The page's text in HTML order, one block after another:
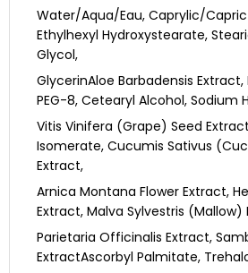
Water/Aqua/Eau, Caprylic/
Ethylhexyl Hydroxystearate,
Glycol,
GlycerinAloe Barbadensis
PEG-8, Cetearyl Alcohol, Sodium
Vitis Vinifera (Grape) Seed
Isomerate, Cucumis Sativus
Extract,
Arnica Montana Flower Extract,
Extract, Malva Sylvestris (Mallow)
Parietaria Officinalis Extract,
ExtractAscorbyl Palmitate,